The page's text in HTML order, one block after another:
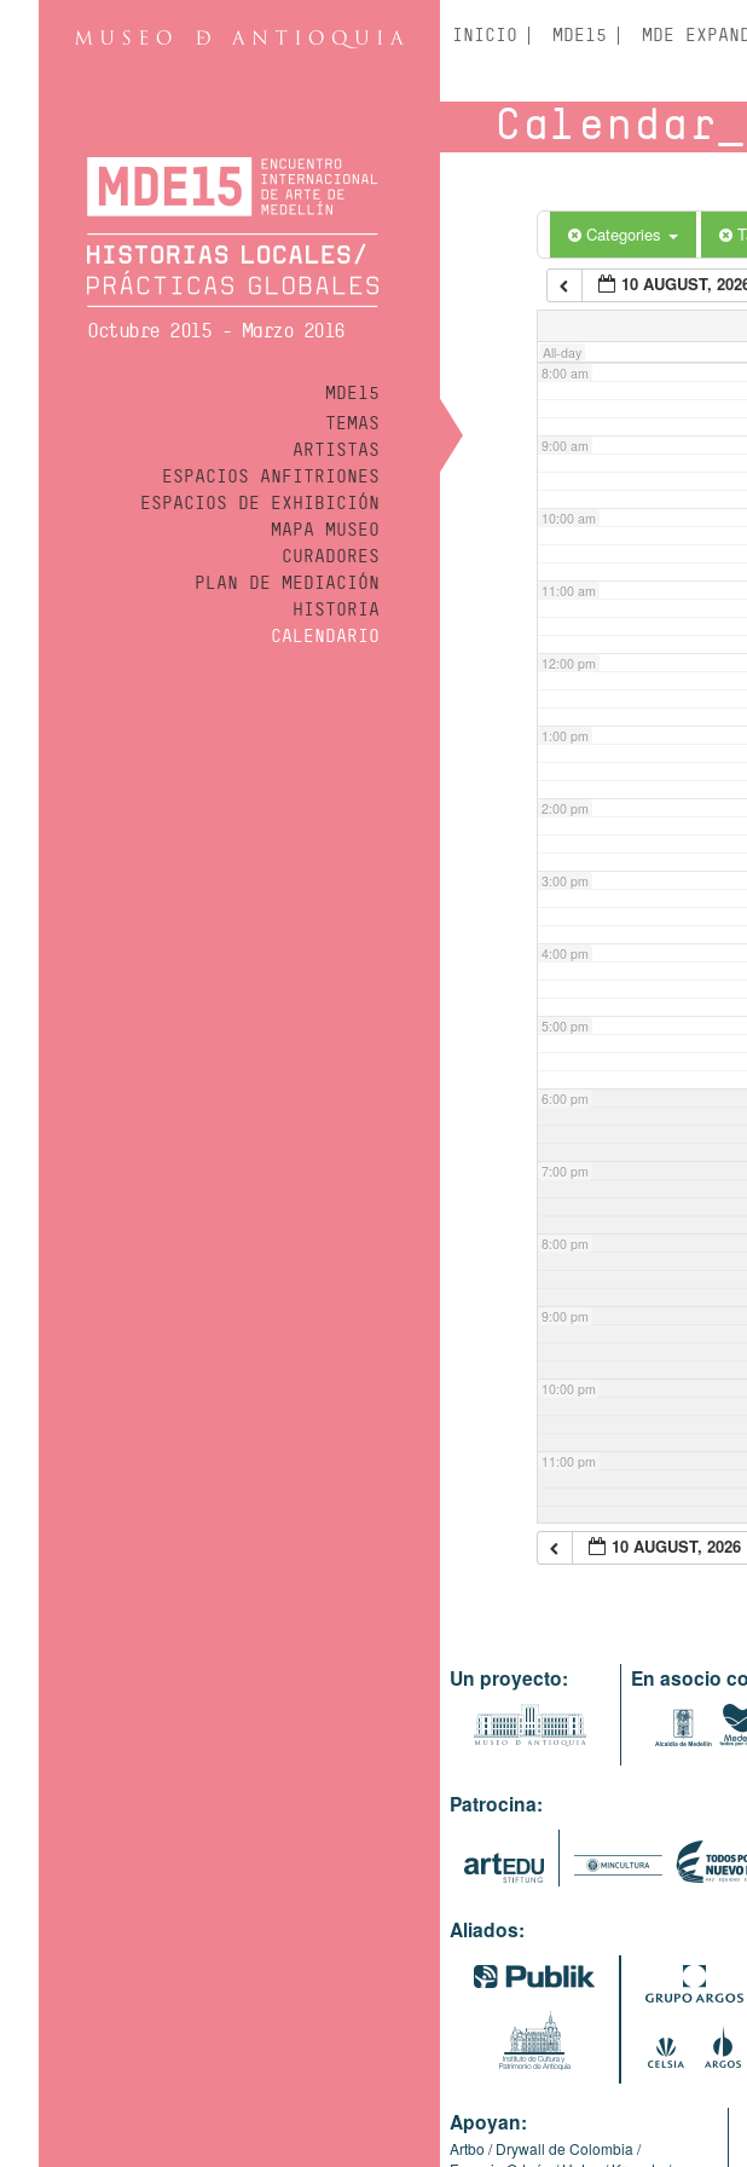
Octubre 2015 - Marzo 2016
MDE15
TEMAS
ARTISTAS
ESPACIOS ANFITRIONES
ESPACIOS DE EXHIBICIÓN
MAPA MUSEO
CURADORES
PLAN DE MEDIACIÓN
HISTORIA
CALENDARIO
INICIO MDE15 MDE
Calendar
Categories
10 AUGUST,
All-day
5:00 am
6:00 am
7:00 am
8:00 am
9:00 am
10:00 am
11:00 am
12:00 pm
1:00 pm
2:00 pm
3:00 pm
4:00 pm
5:00 pm
6:00 pm
7:00 pm
8:00 pm
9:00 pm
10:00 pm
11:00 pm
10 AUGUST, 2026
Un proyecto: En asocio
Patrocina:
Aliados:
Apoyan:
Artbo
Drywall de Colombia